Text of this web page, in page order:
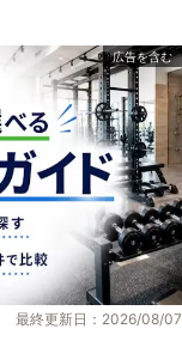
最終更新日：2026/08/07